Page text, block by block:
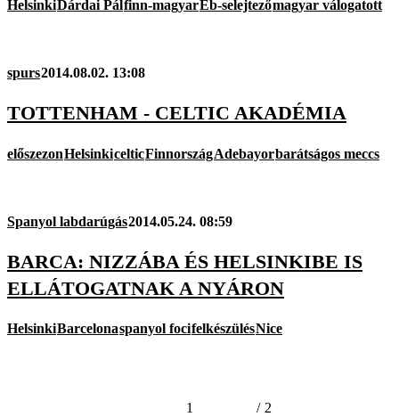
HelsinkiDárdai Pál finn-magyarEb-selejtezőmagyar válogatott
spurs2014.08.02. 13:08
TOTTENHAM - CELTIC AKADÉMIA
előszezonHelsinkicelticFinnországAdebayorbarátságos meccs
Spanyol labdarúgás2014.05.24. 08:59
BARCA: NIZZÁBA ÉS HELSINKIBE IS
ELLÁTOGATNAK A NYÁRON
HelsinkiBarcelonaspanyol focifelkészülésNice
1 / 2